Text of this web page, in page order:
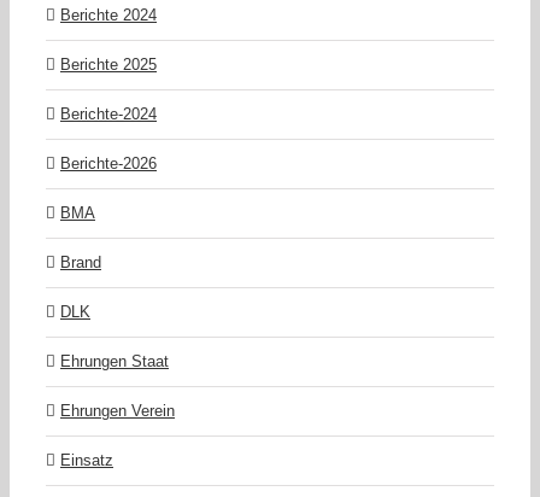
Berichte 2024
Berichte 2025
Berichte-2024
Berichte-2026
BMA
Brand
DLK
Ehrungen Staat
Ehrungen Verein
Einsatz